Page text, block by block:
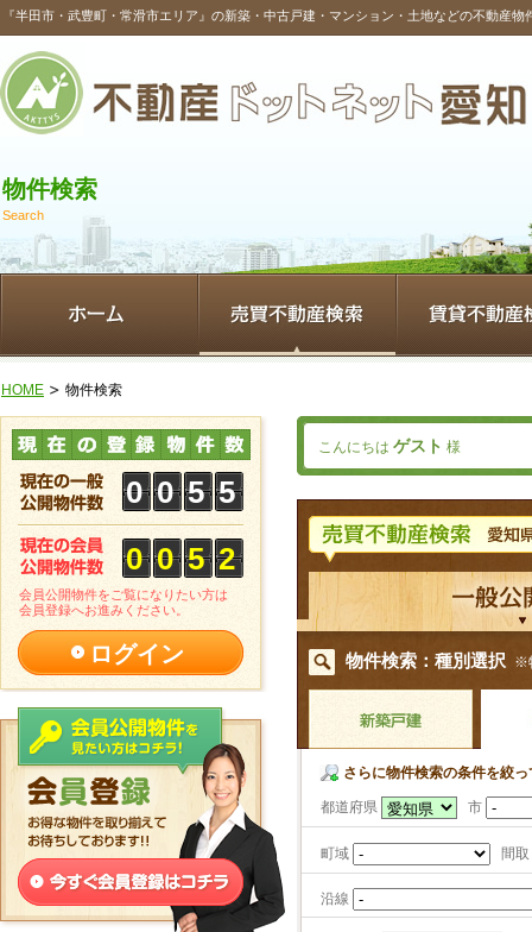
『半田市・武豊町・常滑市エリア』の新築・中古戸建・マンション・土地などの不動産物
物件検索
Search
HOME 物件検索
こんにちは ゲスト 様
物件検索：種別選択 ※
さらに物件検索の条件を絞っ
都道府県 市
町域 間
沿線
5
5
0
0
2
5
0
0
会員公開物件をご覧になりたい方は
会員登録へお進みください。
ログイン